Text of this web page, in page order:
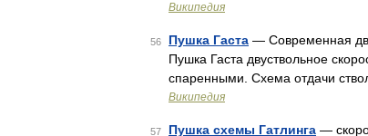
Википедия
56 Пушка Гаста — Современная
Пушка Гаста двуствольное
спаренными. Схема отдачи
Википедия
57 Пушка схемы Гатлинга —